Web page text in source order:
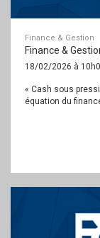
Finance & Gestion
Finance &
18/02/2026 à
« Cash sous
équation du